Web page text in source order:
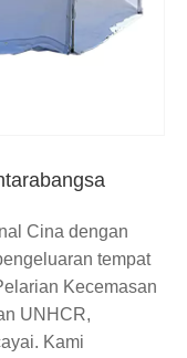
Cina dengan
tempat
Kecemasan
UNHCR,
Kami